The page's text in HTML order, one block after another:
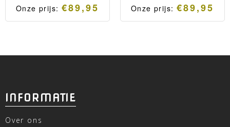
Onze prijs: €89,95 Onze prijs: €89,95
INFORMATIE
Over ons